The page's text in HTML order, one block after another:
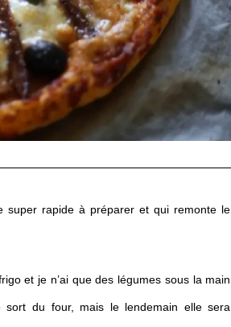
super rapide à préparer et qui remonte le
et je n’ai que des légumes sous la main
du four, mais le lendemain elle sera